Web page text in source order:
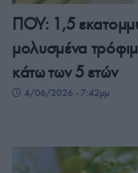
ΠΟΥ: 1,5
μολυσμένα
κάτω των 5 ετών
4/06/2026 - 7:42μμ